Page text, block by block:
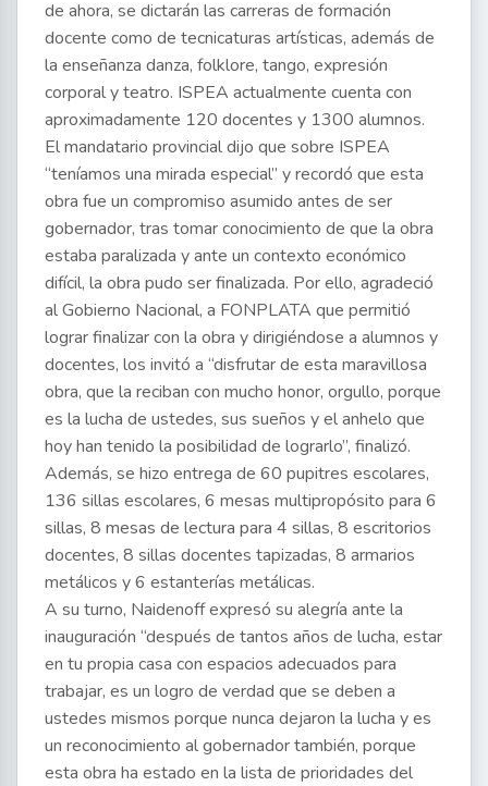
de ahora, se dictarán las carreras de formación
docente como de tecnicaturas artísticas, además de
la enseñanza danza, folklore, tango, expresión
corporal y teatro. ISPEA actualmente cuenta con
aproximadamente 120 docentes y 1300 alumnos.
El mandatario provincial dijo que sobre ISPEA
“teníamos una mirada especial” y recordó que esta
obra fue un compromiso asumido antes de ser
gobernador, tras tomar conocimiento de que la obra
estaba paralizada y ante un contexto económico
difícil, la obra pudo ser finalizada. Por ello, agradeció
al Gobierno Nacional, a FONPLATA que permitió
lograr finalizar con la obra y dirigiéndose a alumnos y
docentes, los invitó a “disfrutar de esta maravillosa
obra, que la reciban con mucho honor, orgullo, porque
es la lucha de ustedes, sus sueños y el anhelo que
hoy han tenido la posibilidad de lograrlo”, finalizó.
Además, se hizo entrega de 60 pupitres escolares,
136 sillas escolares, 6 mesas multipropósito para 6
sillas, 8 mesas de lectura para 4 sillas, 8 escritorios
docentes, 8 sillas docentes tapizadas, 8 armarios
metálicos y 6 estanterías metálicas.
A su turno, Naidenoff expresó su alegría ante la
inauguración “después de tantos años de lucha, estar
en tu propia casa con espacios adecuados para
trabajar, es un logro de verdad que se deben a
ustedes mismos porque nunca dejaron la lucha y es
un reconocimiento al gobernador también, porque
esta obra ha estado en la lista de prioridades del